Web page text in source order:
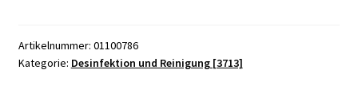
Artikelnummer: 01100786
Kategorie: Desinfektion und Reinigung [3713]